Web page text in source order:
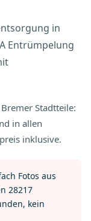
in
Entrümpelung
Stadtteile:
in allen
inklusive.
Fotos aus
28217
kein